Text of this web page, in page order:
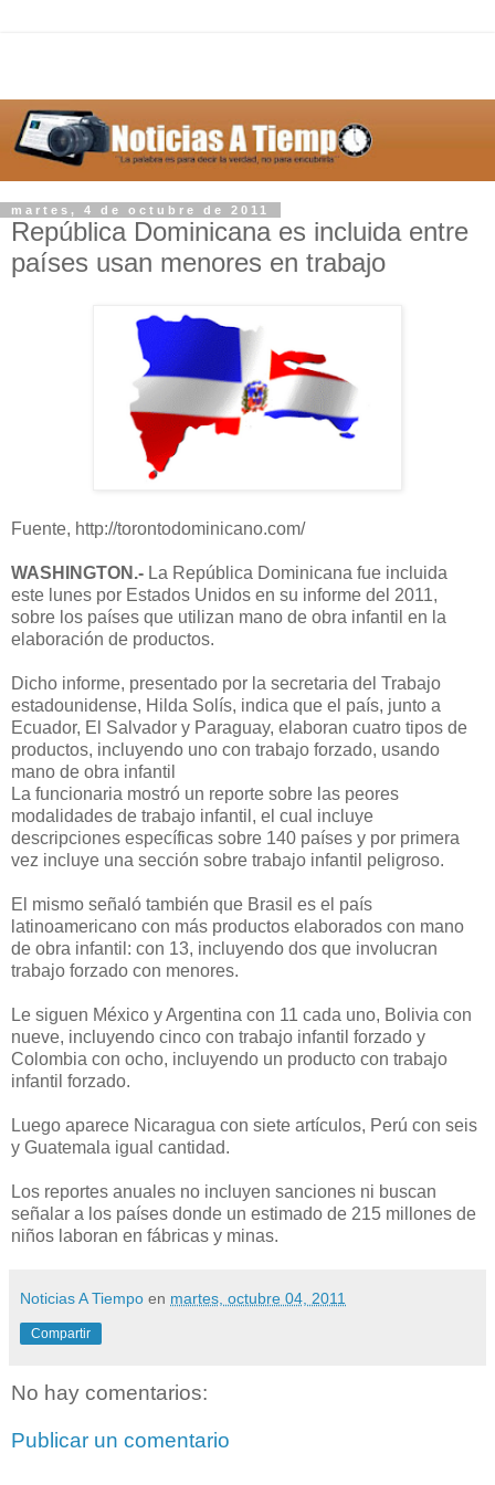
martes, 4 de octubre de 2011
República Dominicana es incluida entre
países usan menores en trabajo
Fuente, http://torontodominicano.com/
WASHINGTON.- La República Dominicana fue incluida
este lunes por Estados Unidos en su informe del 2011,
sobre los países que utilizan mano de obra infantil en la
elaboración de productos.
Dicho informe, presentado por la secretaria del Trabajo
estadounidense, Hilda Solís, indica que el país, junto a
Ecuador, El Salvador y Paraguay, elaboran cuatro tipos de
productos, incluyendo uno con trabajo forzado, usando
mano de obra infantil
La funcionaria mostró un reporte sobre las peores
modalidades de trabajo infantil, el cual incluye
descripciones específicas sobre 140 países y por primera
vez incluye una sección sobre trabajo infantil peligroso.
El mismo señaló también que Brasil es el país
latinoamericano con más productos elaborados con mano
de obra infantil: con 13, incluyendo dos que involucran
trabajo forzado con menores.
Le siguen México y Argentina con 11 cada uno, Bolivia con
nueve, incluyendo cinco con trabajo infantil forzado y
Colombia con ocho, incluyendo un producto con trabajo
infantil forzado.
Luego aparece Nicaragua con siete artículos, Perú con seis
y Guatemala igual cantidad.
Los reportes anuales no incluyen sanciones ni buscan
señalar a los países donde un estimado de 215 millones de
niños laboran en fábricas y minas.
Noticias A Tiempo en martes, octubre 04, 2011
Compartir
No hay comentarios:
Publicar un comentario